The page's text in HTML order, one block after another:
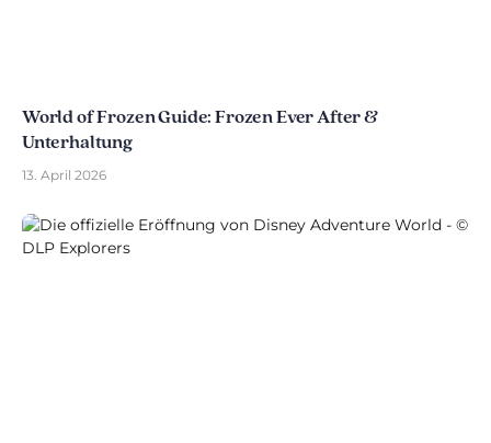
World of Frozen Guide: Frozen Ever After &
Unterhaltung
13. April 2026